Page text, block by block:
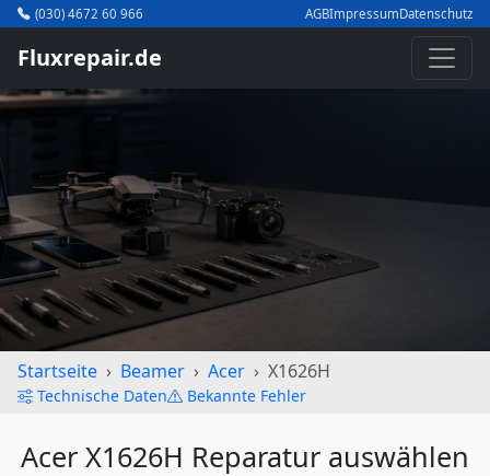
(030) 4672 60 966 AGBImpressumDatenschutz
Fluxrepair.de
Startseite Beamer Acer X1626H
Technische Daten Bekannte Fehler
Acer X1626H Reparatur auswählen